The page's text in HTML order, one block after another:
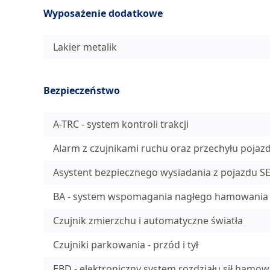
Wyposażenie dodatkowe
Lakier metalik
Bezpieczeństwo
A-TRC - system kontroli trakcji
Alarm z czujnikami ruchu oraz przechyłu
Asystent bezpiecznego wysiadania z pojazdu
BA - system wspomagania nagłego hamowania
Czujnik zmierzchu i automatyczne światła
Czujniki parkowania - przód i tył